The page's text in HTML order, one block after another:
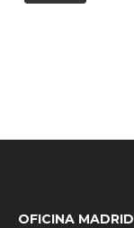
OFICINA MADRID